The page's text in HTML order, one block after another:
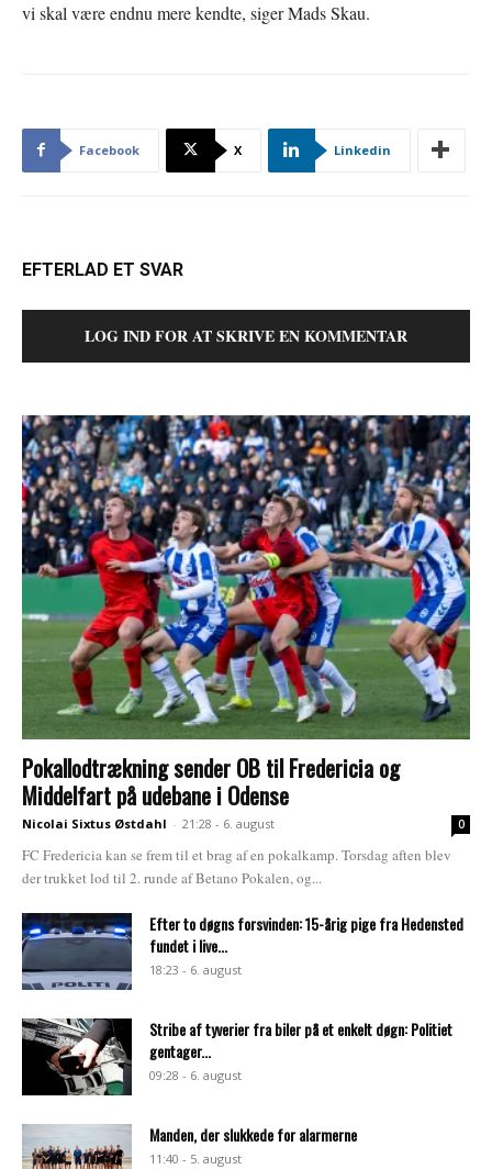
vi skal være endnu mere kendte, siger Mads Skau.
Facebook X Linkedin
EFTERLAD ET SVAR
LOG IND FOR AT SKRIVE EN KOMMENTAR
Pokallodtrækning sender OB til Fredericia og
Middelfart på udebane i Odense
Nicolai Sixtus Østdahl - 21:28 - 6. august 0
FC Fredericia kan se frem til et brag af en pokalkamp. Torsdag aften blev
der trukket lod til 2. runde af Betano Pokalen, og...
Efter to døgns forsvinden: 15-årig pige fra Hedensted
fundet i live...
18:23 - 6. august
Stribe af tyverier fra biler på et enkelt døgn: Politiet
gentager...
09:28 - 6. august
Manden, der slukkede for alarmerne
11:40 - 5. august